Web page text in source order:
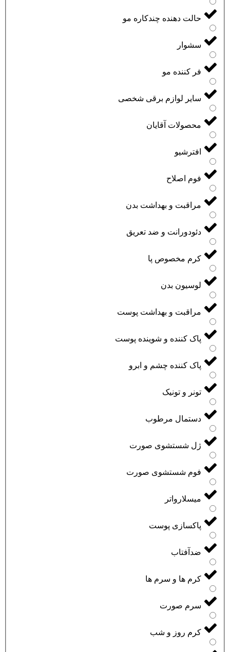
حالت دهنده چندکاره مو
سشوار
فر کننده مو
سایر لوازم برقی شخصی
محصولات آقایان
افترشیو
فوم اصلاح
مراقبت و بهداشت بدن
دئودورانت و ضد تعریق
کرم مخصوص پا
لوسیون بدن
مراقبت و بهداشت پوست
پاک کننده و شوینده پوست
پاک کننده چشم و ابرو
تونر و تونیک
دستمال مرطوب
ژل شستشوی صورت
فوم شستشوی صورت
میسلارواتر
پاکسازی پوست
ضدآفتاب
کرم ها و سرم ها
سرم صورت
کرم روز و شب